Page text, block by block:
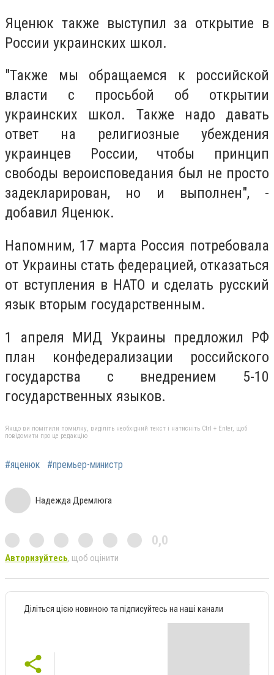
Яценюк также выступил за открытие в
России украинских школ.
"Также мы обращаемся к российской
власти с просьбой об открытии
украинских школ. Также надо давать
ответ на религиозные убеждения
украинцев России, чтобы принцип
свободы вероисповедания был не просто
задекларирован, но и выполнен", -
добавил Яценюк.
Напомним, 17 марта Россия потребовала
от Украины стать федерацией, отказаться
от вступления в НАТО и сделать русский
язык вторым государственным.
1 апреля МИД Украины предложил РФ
план конфедерализации российского
государства с внедрением 5-10
государственных языков.
Якщо ви помітили помилку, виділіть необхідний текст і натисніть Ctrl + Enter, щоб
повідомити про це редакцію
#яценюк #премьер-министр
Надежда Дремлюга
0,0
Авторизуйтесь, щоб оцінити
Діліться цією новиною та підписуйтесь на наші канали